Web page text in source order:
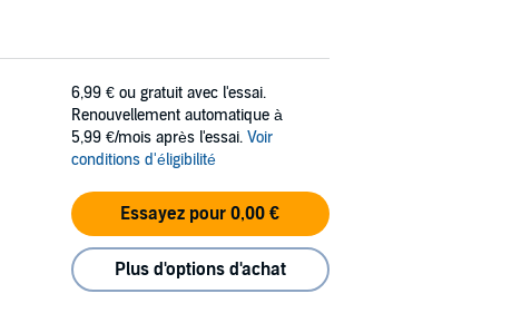
6,99 € ou gratuit avec l'essai.
Renouvellement automatique à
5,99 €/mois après l'essai. Voir
conditions d'éligibilité
Essayez pour 0,00 €
Plus d'options d'achat